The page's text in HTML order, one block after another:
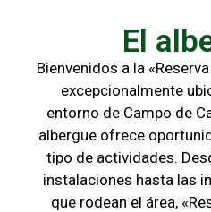
El
Bienvenidos a la
excepcionalmente
entorno de Campo de
albergue ofrece
tipo de actividades.
instalaciones hasta las
que rodean el área,